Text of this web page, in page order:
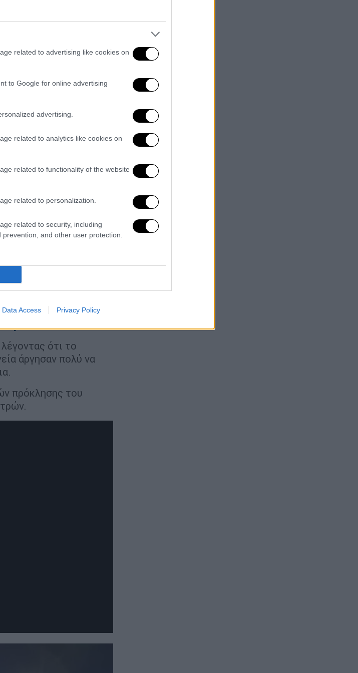
related to advertising like cookies on
to Google for online advertising
advertising.
related to analytics like cookies on
related to functionality of the website
related to personalization.
related to security, including
and other user protection.
Data Access Privacy Policy
λέγοντας ότι το
άργησαν πολύ να
πρόκλησης του